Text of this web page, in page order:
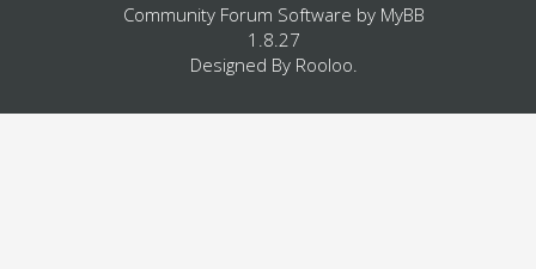
Community Forum Software by MyBB
1.8.27
Designed By Rooloo